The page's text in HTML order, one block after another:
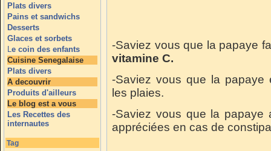
Plats divers
Pains et sandwichs
Desserts
Glaces et sorbets
Le coin des enfants
Cuisine Senegalaise
Plats divers
A decouvrir
Produits d'ailleurs
Le blog est a vous
Les Recettes des
internautes
Tag
-Saviez vous que la papaye
vitamine C.
-Saviez vous que la papaye
les plaies.
-Saviez vous que la
appréciées en cas de